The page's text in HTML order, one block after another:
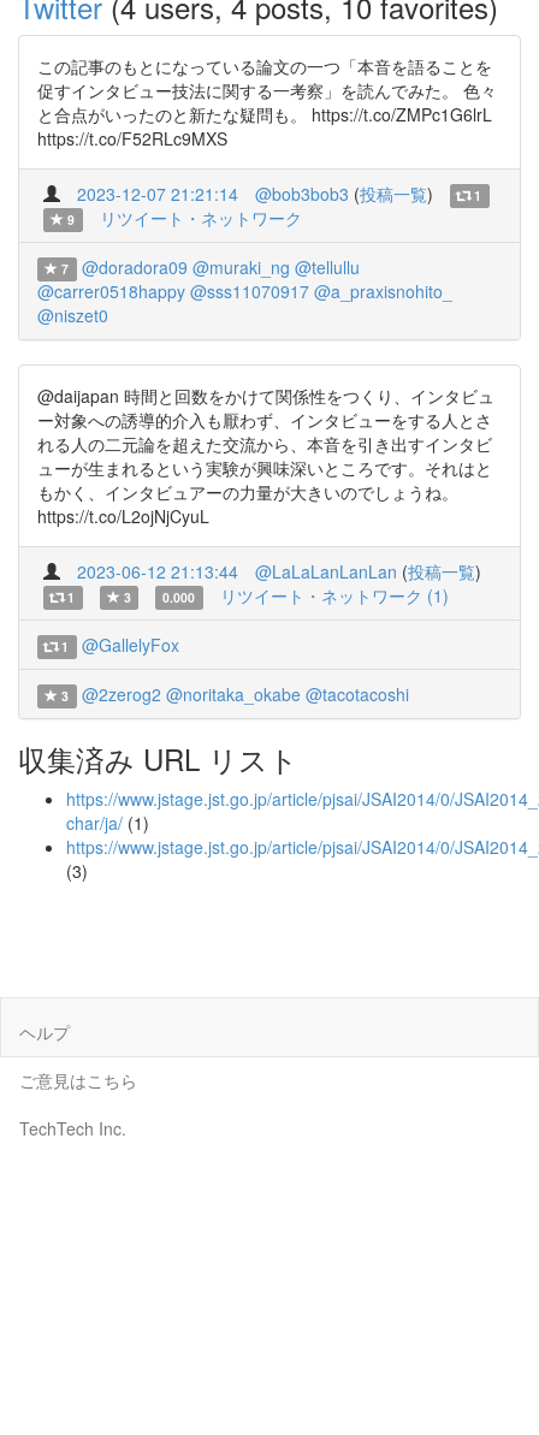
この記事のもとになっている論文の一つ「本音を語ることを
促すインタビュー技法に関する一考察」を読んでみた。 色々
と合点がいったのと新たな疑問も。 https://t.co/ZMPc1G6lrL
https://t.co/F52RLc9MXS
2023-12-07 21:21:14 @bob3bob3 (投稿一覧)
1
9
リツイート・ネットワーク
7 @doradora09 @muraki_ng @tellullu
@carrer0518happy @sss11070917 @a_praxisnohito_
@niszet0
@daijapan 時間と回数をかけて関係性をつくり、インタビュ
ー対象への誘導的介入も厭わず、インタビューをする人とさ
れる人の二元論を超えた交流から、本音を引き出すインタビ
ューが生まれるという実験が興味深いところです。それはと
もかく、インタビュアーの力量が大きいのでしょうね。
https://t.co/L2ojNjCyuL
2023-06-12 21:13:44 @LaLaLanLanLan (投稿一覧)
1 3 0.000 リツイート・ネットワーク (1)
1 @GallelyFox
3 @2zerog2 @noritaka_okabe @tacotacoshi
収集済み URL リスト
https://www.jstage.jst.go.jp/article/pjsai/JSAI2014/0/
char/ja/ (1)
https://www.jstage.jst.go.jp/article/pjsai/JSAI2014/0/
(3)
ヘルプ
ご意見はこちら
TechTech Inc.